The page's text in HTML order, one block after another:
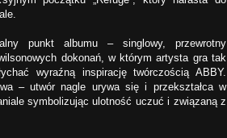
punkt albumu – singlowy, przewrotny
dokonań, w którym artysta gra tak
wyraźną inspirację twórczością ABBY.
– utwór nagle urywa się i przekształca w
symbolizując ulotność uczuć i związaną z